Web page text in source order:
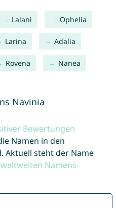
Lalani Ophelia
Larina Adalia
Rovena Nanea
Navinia
Bewertungen
Namen in den
Aktuell steht der Name
weltweiten Namens-